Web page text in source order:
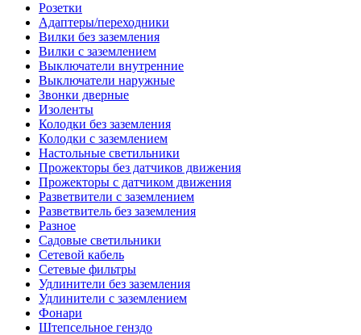
Розетки
Адаптеры/переходники
Вилки без заземления
Вилки с заземлением
Выключатели внутренние
Выключатели наружные
Звонки дверные
Изоленты
Колодки без заземления
Колодки с заземлением
Настольные светильники
Прожекторы без датчиков движения
Прожекторы с датчиком движения
Разветвители с заземлением
Разветвитель без заземления
Разное
Садовые светильники
Сетевой кабель
Сетевые фильтры
Удлинители без заземления
Удлинители с заземлением
Фонари
Штепсельное генздо